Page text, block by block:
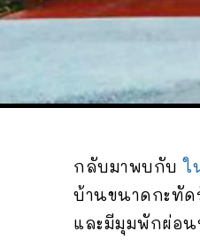
กลับมาพบกับ ใ
บ้านขนาดกะทั
และมีมุมพักผ่อ